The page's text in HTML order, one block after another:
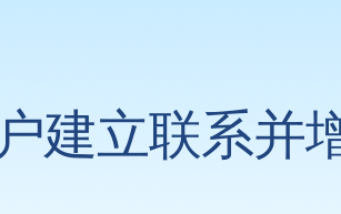
建立联系并